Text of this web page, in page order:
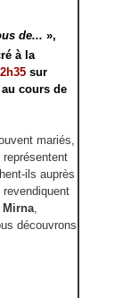
de... »,
à la
sur
cours de
mariés,
ils auprès
Mirna
découvrons